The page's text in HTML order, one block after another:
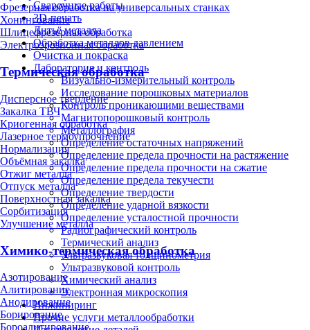
Фрезерная обработка на универсальных станках
Хонингование
Шлицефрезерная обработка
Электроэрозионная обработка
Термическая обработка
Дисперсное твердение
Закалка ТВЧ
Криогенная обработка
Лазерное термоупрочнение
Нормализация
Объёмная закалка
Отжиг металла
Отпуск металла
Поверхностная закалка
Сорбитизация
Улучшение металла
Химико-термическая обработка
Азотирование
Алитирование
Анодирование
Борирование
Бороалитирование
Сварочные работы
3D-печать
Литьё металла
Обработка металлов давлением
Очистка и покраска
Лаборатория и контроль
Визуально-измерительный контроль
Исследование порошковых материалов
Контроль проникающими веществами
Магнитопорошковый контроль
Металлография
Определение остаточных напряжений
Определение предела прочности на растяжение
Определение предела прочности на сжатие
Определение предела текучести
Определение твердости
Определение ударной вязкости
Определение усталостной прочности
Радиографический контроль
Термический анализ
Ультразвуковая толщинометрия
Ультразвуковой контроль
Химический анализ
Электронная микроскопия
Инжиниринг
Прочие услуги металлообработки